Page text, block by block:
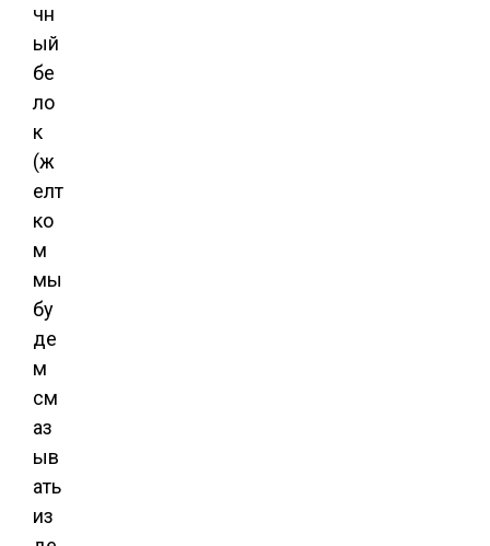
чн
ый
бе
ло
к
(ж
елт
ко
м
мы
бу
де
м
см
аз
ыв
ать
из